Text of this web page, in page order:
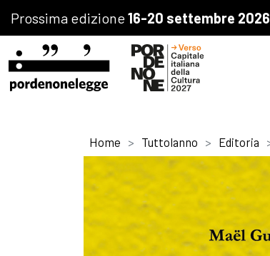
Prossima edizione16-20 settembre 2026
Home Tuttolanno Editoria